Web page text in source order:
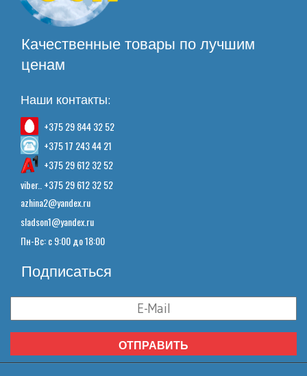
Качественные товары по лучшим
ценам
Наши контакты:
+375 29 844 32 52
+375 17 243 44 21
+375 29 612 32 52
viber.. +375 29 612 32 52
azhina2@yandex.ru
sladson1@yandex.ru
Пн-Вс: с 9:00 до 18:00
Подписаться
ОТПРАВИТЬ